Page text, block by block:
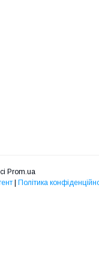
Prom.ua
Політика